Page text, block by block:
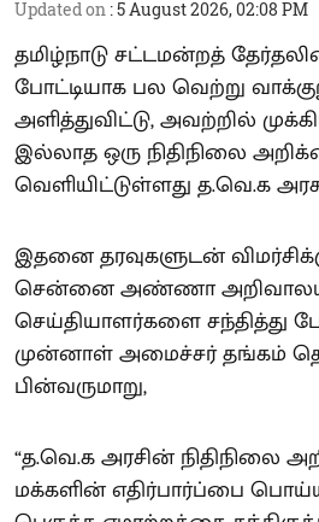
Updated on :5 August 2026, 02:08 PM
தமிழ்நாடு சட்டமன்றத்
போட்டியாக பல வெற்று
அளித்துவிட்டு, அவற்றில்
இல்லாத ஒரு நிதிநிலை
வெளியிட்டுள்ளது த.வெ.க
இதனை தரவுகளுடன்
சென்னை அண்ணா
செய்தியாளர்களை சந்தித்து
முன்னாள் அமைச்சர் தங்கம்
பின்வருமாறு,
“த.வெ.க அரசின் நிதிநிலை
மக்களின் எதிர்பார்ப்பை